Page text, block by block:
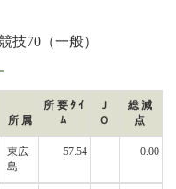
70（一般）
所属
所要ﾀｲ
ﾑ
Ｊ
Ｏ
総減
点
東広
島
57.54 0.00